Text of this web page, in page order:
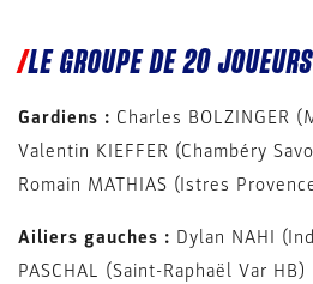
LE GROUPE DE 20 JOUEURS
Gardiens : Charles BOLZINGER
Valentin KIEFFER (Chambéry
Romain MATHIAS (Istres
Ailiers gauches : Dylan NAHI
PASCHAL (Saint-Raphaël Var HB)